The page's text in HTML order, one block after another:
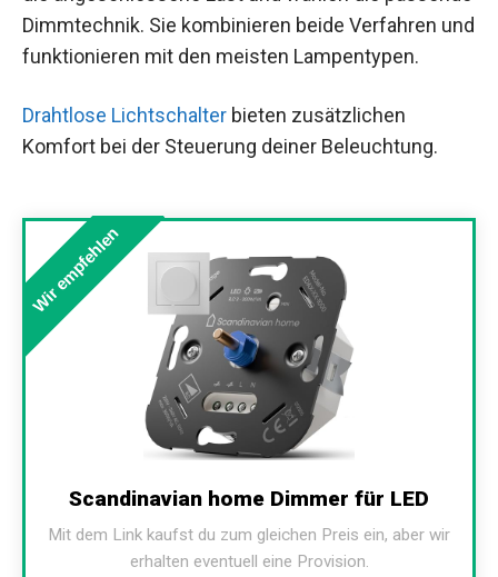
Dimmtechnik. Sie kombinieren beide Verfahren und
funktionieren mit den meisten Lampentypen.
Drahtlose Lichtschalter bieten zusätzlichen
Komfort bei der Steuerung deiner Beleuchtung.
Wir empfehlen
Scandinavian home Dimmer für LED
Mit dem Link kaufst du zum gleichen Preis ein, aber wir
erhalten eventuell eine Provision.